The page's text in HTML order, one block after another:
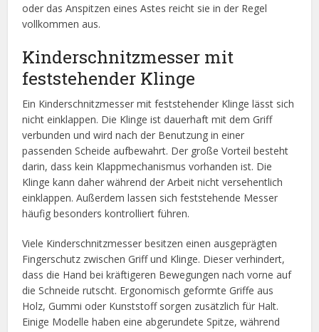
oder das Anspitzen eines Astes reicht sie in der Regel
vollkommen aus.
Kinderschnitzmesser mit
feststehender Klinge
Ein Kinderschnitzmesser mit feststehender Klinge lässt sich
nicht einklappen. Die Klinge ist dauerhaft mit dem Griff
verbunden und wird nach der Benutzung in einer
passenden Scheide aufbewahrt. Der große Vorteil besteht
darin, dass kein Klappmechanismus vorhanden ist. Die
Klinge kann daher während der Arbeit nicht versehentlich
einklappen. Außerdem lassen sich feststehende Messer
häufig besonders kontrolliert führen.
Viele Kinderschnitzmesser besitzen einen ausgeprägten
Fingerschutz zwischen Griff und Klinge. Dieser verhindert,
dass die Hand bei kräftigeren Bewegungen nach vorne auf
die Schneide rutscht. Ergonomisch geformte Griffe aus
Holz, Gummi oder Kunststoff sorgen zusätzlich für Halt.
Einige Modelle haben eine abgerundete Spitze, während